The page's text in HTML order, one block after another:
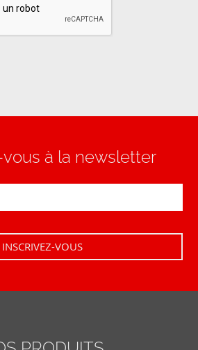
à la newsletter